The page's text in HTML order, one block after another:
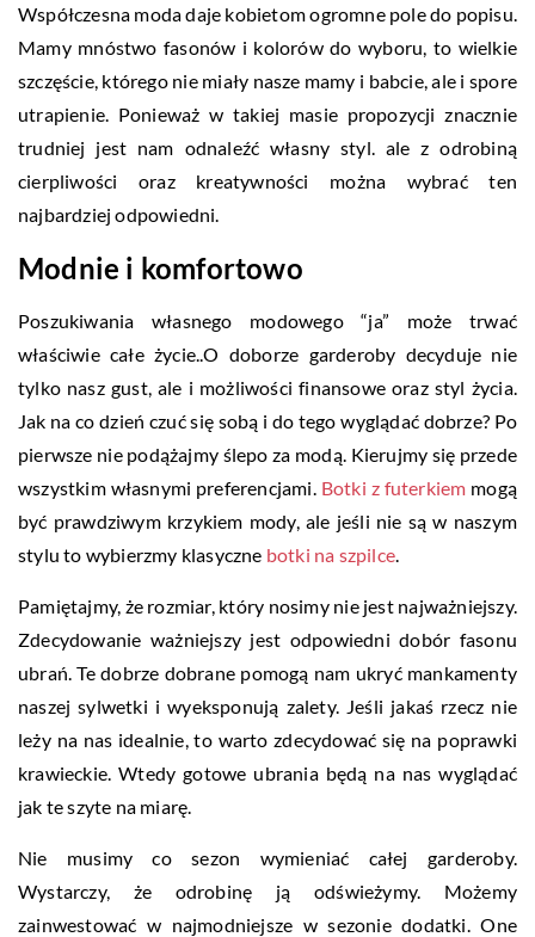
Współczesna moda daje kobietom ogromne pole do popisu.
Mamy mnóstwo fasonów i kolorów do wyboru, to wielkie
szczęście, którego nie miały nasze mamy i babcie, ale i spore
utrapienie. Ponieważ w takiej masie propozycji znacznie
trudniej jest nam odnaleźć własny styl. ale z odrobiną
cierpliwości oraz kreatywności można wybrać ten
najbardziej odpowiedni.
Modnie i komfortowo
Poszukiwania własnego modowego “ja” może trwać
właściwie całe życie..O doborze garderoby decyduje nie
tylko nasz gust, ale i możliwości finansowe oraz styl życia.
Jak na co dzień czuć się sobą i do tego wyglądać dobrze? Po
pierwsze nie podążajmy ślepo za modą. Kierujmy się przede
wszystkim własnymi preferencjami. Botki z futerkiem mogą
być prawdziwym krzykiem mody, ale jeśli nie są w naszym
stylu to wybierzmy klasyczne botki na szpilce
Pamiętajmy, że rozmiar, który nosimy nie jest najważniejszy.
Zdecydowanie ważniejszy jest odpowiedni dobór fasonu
ubrań. Te dobrze dobrane pomogą nam ukryć mankamenty
naszej sylwetki i wyeksponują zalety. Jeśli jakaś rzecz nie
leży na nas idealnie, to warto zdecydować się na poprawki
krawieckie. Wtedy gotowe ubrania będą na nas wyglądać
jak te szyte na miarę.
Nie musimy co sezon wymieniać całej garderoby.
Wystarczy, że odrobinę ją odświeżymy. Możemy
zainwestować w najmodniejsze w sezonie dodatki. One